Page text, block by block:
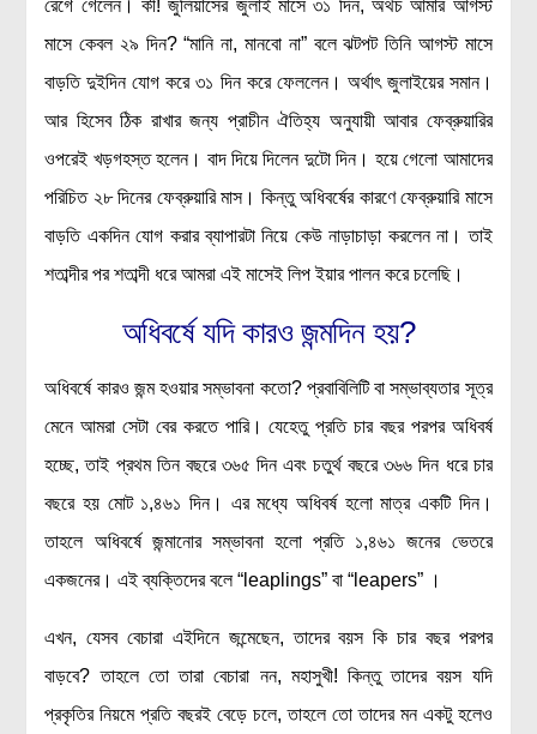
রেগে গেলেন। কী! জুলিয়াসের জুলাই মাসে ৩১ দিন, অথচ আমার আগস্ট
মাসে কেবল ২৯ দিন? “মানি না, মানবো না” বলে ঝটপট তিনি আগস্ট মাসে
বাড়তি দুইদিন যোগ করে ৩১ দিন করে ফেললেন। অর্থাৎ জুলাইয়ের সমান।
আর হিসেব ঠিক রাখার জন্য প্রাচীন ঐতিহ্য অনুযায়ী আবার ফেব্রুয়ারির
ওপরেই খড়গহস্ত হলেন। বাদ দিয়ে দিলেন দুটো দিন। হয়ে গেলো আমাদের
পরিচিত ২৮ দিনের ফেব্রুয়ারি মাস। কিন্তু অধিবর্ষের কারণে ফেব্রুয়ারি মাসে
বাড়তি একদিন যোগ করার ব্যাপারটা নিয়ে কেউ নাড়াচাড়া করলেন না। তাই
শতাব্দীর পর শতাব্দী ধরে আমরা এই মাসেই লিপ ইয়ার পালন করে চলেছি।
অধিবর্ষে যদি কারও জন্মদিন হয়?
অধিবর্ষে কারও জন্ম হওয়ার সম্ভাবনা কতো? প্রবাবিলিটি বা সম্ভাব্যতার সূত্র
মেনে আমরা সেটা বের করতে পারি। যেহেতু প্রতি চার বছর পরপর অধিবর্ষ
হচ্ছে, তাই প্রথম তিন বছরে ৩৬৫ দিন এবং চতুর্থ বছরে ৩৬৬ দিন ধরে চার
বছরে হয় মোট ১,৪৬১ দিন। এর মধ্যে অধিবর্ষ হলো মাত্র একটি দিন।
তাহলে অধিবর্ষে জন্মানোর সম্ভাবনা হলো প্রতি ১,৪৬১ জনের ভেতরে
একজনের। এই ব্যক্তিদের বলে “leaplings” বা “leapers” ।
এখন, যেসব বেচারা এইদিনে জন্মেছেন, তাদের বয়স কি চার বছর পরপর
বাড়বে? তাহলে তো তারা বেচারা নন, মহাসুখী! কিন্তু তাদের বয়স যদি
প্রকৃতির নিয়মে প্রতি বছরই বেড়ে চলে, তাহলে তো তাদের মন একটু হলেও